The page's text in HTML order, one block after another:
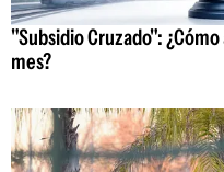
"Subsidio Cruzado":
mes?